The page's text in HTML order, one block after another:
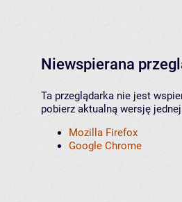
Niewspierana
Ta przeglądarka nie jest
pobierz aktualną wersję
Mozilla Firefox
Google Chrome